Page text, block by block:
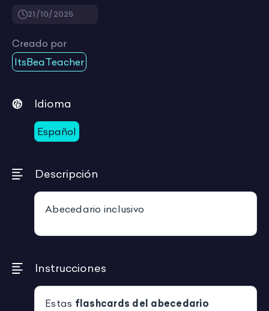
21/10/2025
Creado por
ItsBeaTeacher
Idioma
Español
Descripción
Abecedario inclusivo
Instrucciones
Estas flashcards del abecedario